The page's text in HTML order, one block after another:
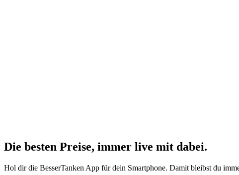
Die besten Preise, immer live mit dabei.
Hol dir die BesserTanken App für dein Smartphone. Damit bleibst du